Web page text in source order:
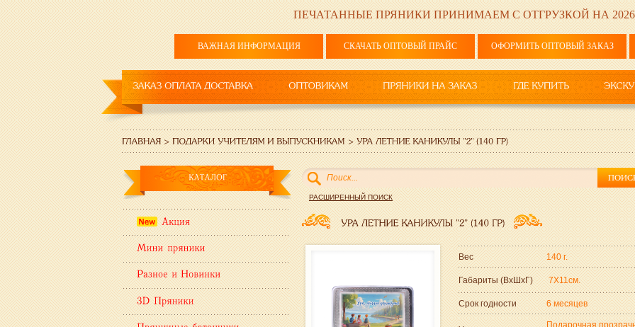
ПЕЧАТАННЫЕ ПРЯНИКИ ПРИНИМАЕМ С ОТГРУЗКОЙ НА
ВАЖНАЯ ИНФОРМАЦИЯ СКАЧАТЬ ОПТОВЫЙ ПРАЙС ОФОРМИТЬ ОПТОВЫЙ ЗАКАЗ
РАСШИРЕННЫЙ ПОИСК
Вес 140 г.
Габариты (ВxШxГ) 7Х11см.
Срок годности 6 месяцев
Подарочная